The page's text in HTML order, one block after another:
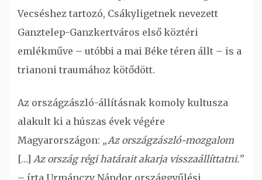
Vecséshez tartozó, Csákyligetnek nevezett
Ganztelep-Ganzkertváros első köztéri
emlékműve – utóbbi a mai Béke téren állt – is a
trianoni traumához kötődött.
Az országzászló-állításnak komoly kultusza
alakult ki a húszas évek végére
Magyarországon: „Az országzászló-mozgalom
[…] Az ország régi határait akarja visszaállíttatni.”